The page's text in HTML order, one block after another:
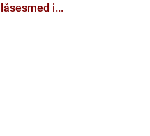
låsesmed i...